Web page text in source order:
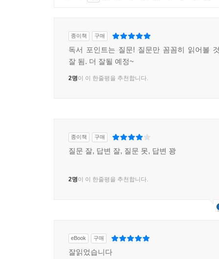
종이책 구매
독서 포인트는 질문! 질문만 꼼꼼히 읽어볼
잘 됨. 더 잘될 예정~
2명이 이 한줄평을 추천합니다.
종이책 구매
질문 잘, 답변 잘, 질문 못, 답변 꽝
2명이 이 한줄평을 추천합니다.
eBook 구매
잘읽었습니다